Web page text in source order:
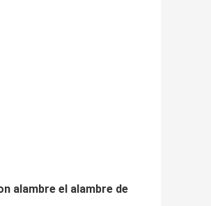
alambre el alambre de